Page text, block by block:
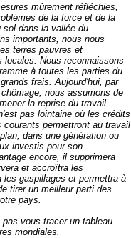
mûrement réfléchies,
de la force et de la
sol dans la vallée du
importants, nous nous
terres pauvres et
locales. Nous reconnaissons
à toutes les parties du
frais. Aujourd'hui, par
nous assumons de
la reprise du travail.
pas lointaine où les crédits
permettront au travail
dans une génération ou
investis pour son
encore, il supprimera
et accroîtra les
les gaspillages et permettra à
tirer un meilleur parti des
pays.
vous tracer un tableau
mondiales.